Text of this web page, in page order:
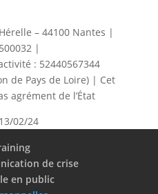
– 44100 Nantes |
|
: 52440567344
de Pays de Loire) | Cet
agrément de l’État
02/24
de crise
en public